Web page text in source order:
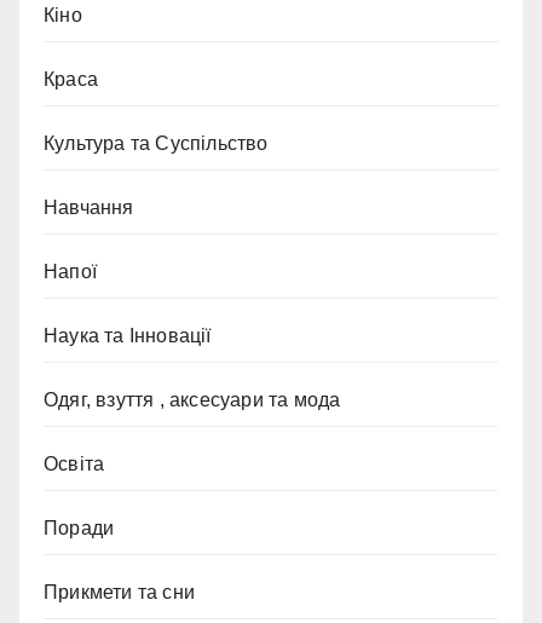
Кіно
Краса
Культура та Суспільство
Навчання
Напої
Наука та Інновації
Одяг, взуття , аксесуари та мода
Освіта
Поради
Прикмети та сни